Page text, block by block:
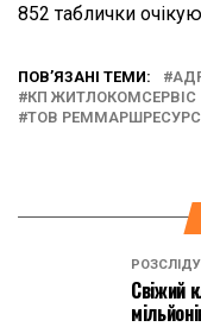
852 таблички
ПОВ’ЯЗАНІ ТЕМИ:
КП ЖИТЛОКОМСЕРВІС
ТОВ РЕММАРШРЕСУРС
Свіжий